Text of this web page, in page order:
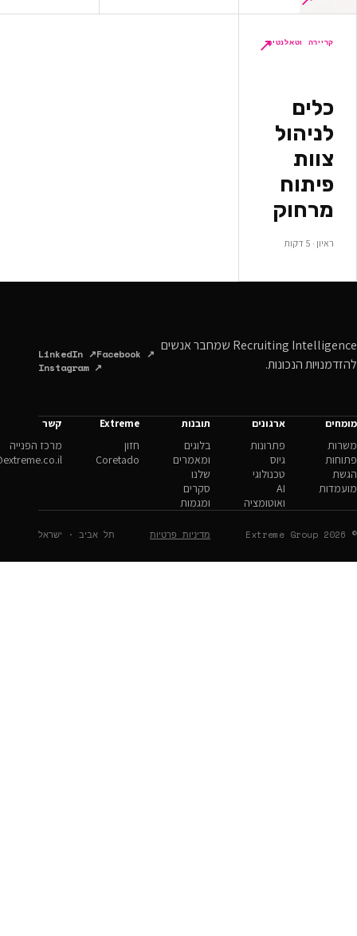
↗
Recruiting Intelligence שמחבר אנשים
LinkedIn ↗Facebook ↗
ארגונים
פתרונות
גיוס
טכנולוגי
AI
תובנות
בלוגים
ומאמרים
שלנו
סקרים
ומגמות
Extreme
חזון
Coretado
קשר
מרכז הפנייה
hello@extreme.co.il
מדיניות פרטיות תל אביב · ישראל